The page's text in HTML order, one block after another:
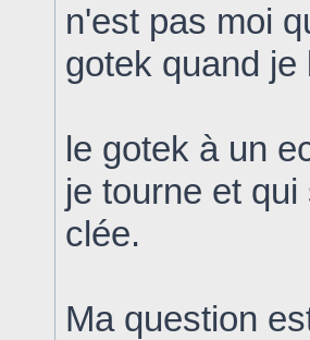
n'est pas moi
gotek quand je
le gotek à un
je tourne et
clée.
Ma question